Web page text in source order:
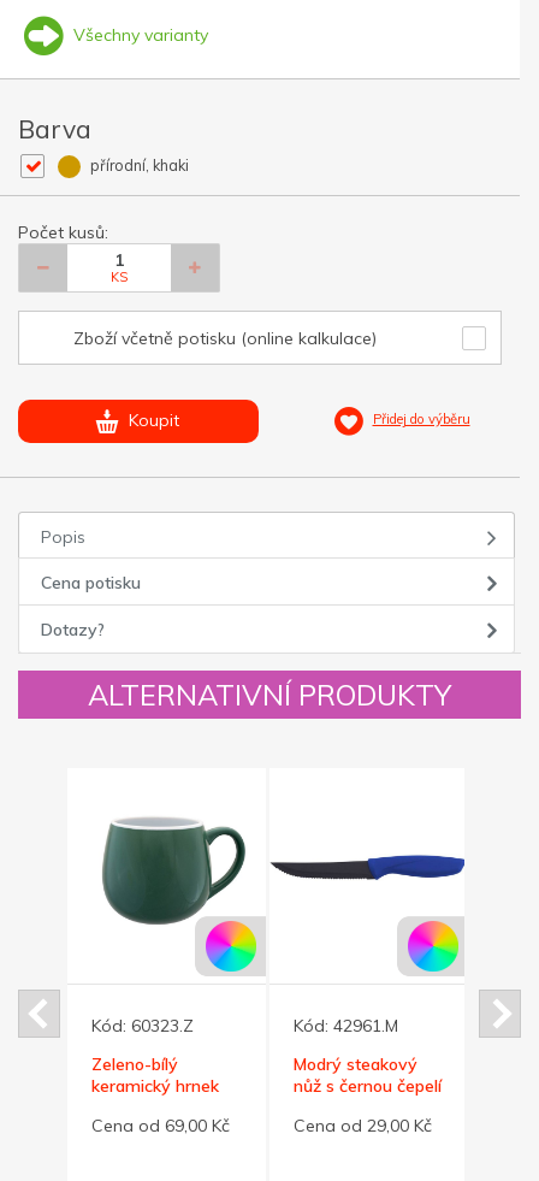
Všechny varianty
Barva
přírodní, khaki
Počet kusů:
KS
Zboží včetně potisku (online kalkulace)
Koupit Přidej do výběru
Popis
Cena potisku
Dotazy?
ALTERNATIVNÍ PRODUKTY
Kód: 60323.Z
Zeleno-bílý
keramický hrnek
Cena od 69,00 Kč
Kód: 42961.M
Modrý steakový
nůž s černou čepelí
Cena od 29,00 Kč
Kód: